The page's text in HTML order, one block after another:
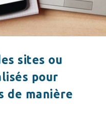
sites ou
pour
de manière